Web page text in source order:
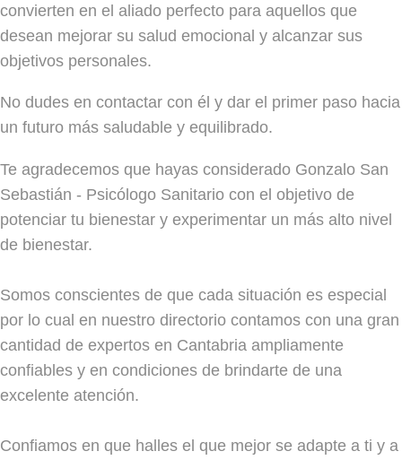
convierten en el aliado perfecto para aquellos que
desean mejorar su salud emocional y alcanzar sus
objetivos personales.
No dudes en contactar con él y dar el primer paso hacia
un futuro más saludable y equilibrado.
Te agradecemos que hayas considerado Gonzalo San
Sebastián - Psicólogo Sanitario con el objetivo de
potenciar tu bienestar y experimentar un más alto nivel
de bienestar.
Somos conscientes de que cada situación es especial
por lo cual en nuestro directorio contamos con una gran
cantidad de expertos en Cantabria ampliamente
confiables y en condiciones de brindarte de una
excelente atención.
Confiamos en que halles el que mejor se adapte a ti y a